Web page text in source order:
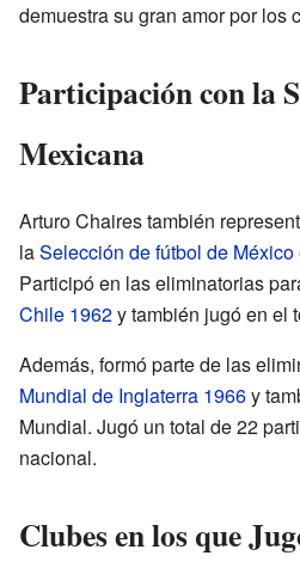
demuestra su gran amor por los
Participación con la
Mexicana
Arturo Chaires también
laSelección de fútbol de México
Participó en las eliminatorias
Chile 1962y también jugó en el
Además, formó parte de las
Mundial de Inglaterra 1966y
Mundial. Jugó un total de 22
nacional.
Clubes en los que